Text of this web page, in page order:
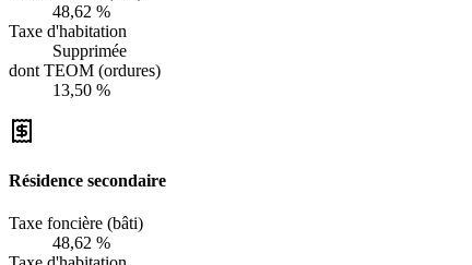
48,62 %
Taxe d'habitation
Supprimée
dont TEOM (ordures)
13,50 %
Résidence secondaire
Taxe foncière (bâti)
48,62 %